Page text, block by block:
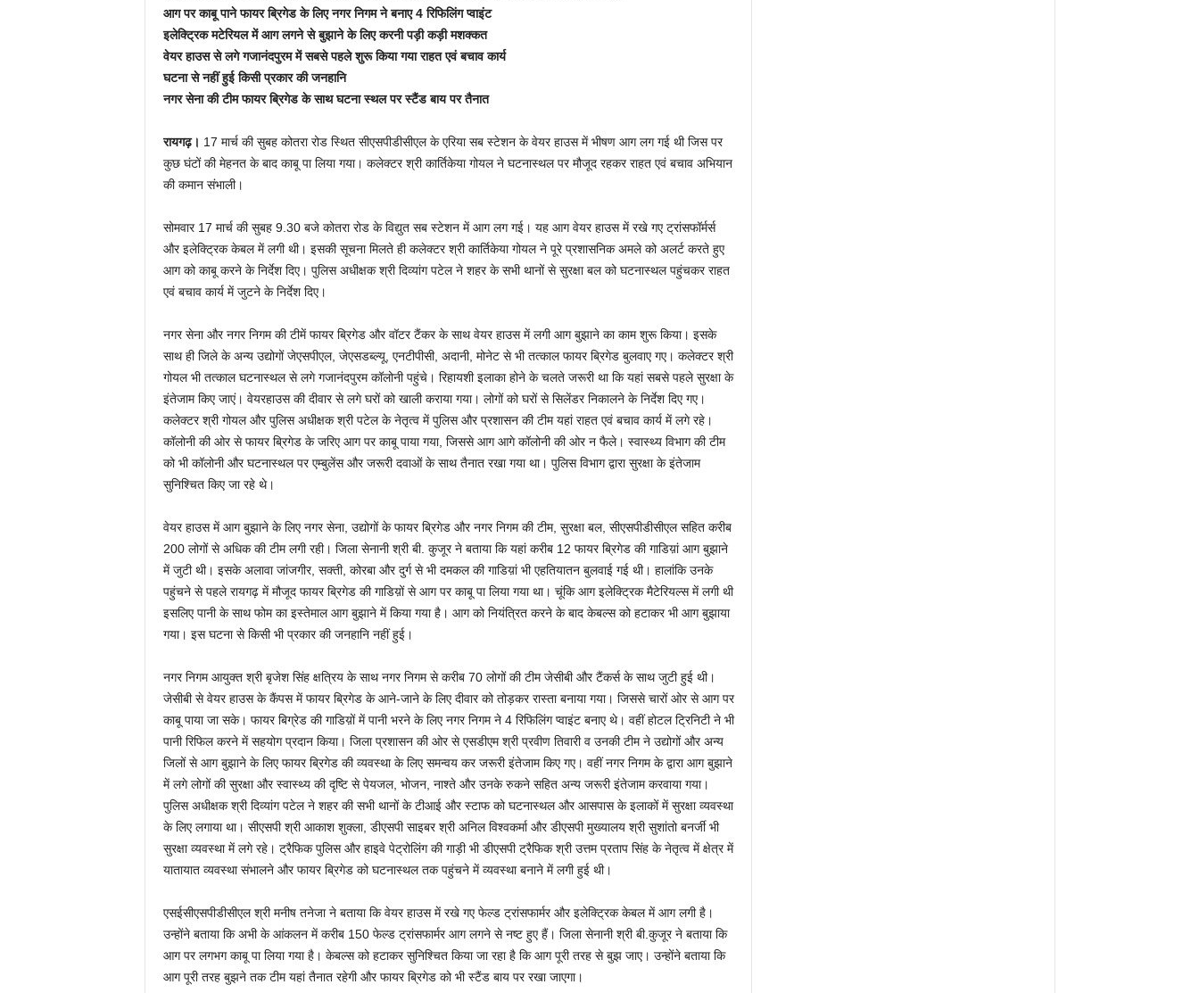
आग पर काबू पाने फायर ब्रिगेड के लिए नगर निगम ने बनाए 4 रिफिलिंग प्वाइंट
इलेक्ट्रिक मटेरियल में आग लगने से बुझाने के लिए करनी पड़ी कड़ी मशक्कत
वेयर हाउस से लगे गजानंदपुरम में सबसे पहले शुरू किया गया राहत एवं बचाव कार्य
घटना से नहीं हुई किसी प्रकार की जनहानि
नगर सेना की टीम फायर ब्रिगेड के साथ घटना स्थल पर स्टैंड बाय पर तैनात
रायगढ़। 17 मार्च की सुबह कोतरा रोड स्थित सीएसपीडीसीएल के एरिया सब स्टेशन के वेयर हाउस में भीषण आग लग गई थी जिस पर
कुछ घंटों की मेहनत के बाद काबू पा लिया गया। कलेक्टर श्री कार्तिकेया गोयल ने घटनास्थल पर मौजूद रहकर राहत एवं बचाव अभियान
की कमान संभाली।
सोमवार 17 मार्च की सुबह 9.30 बजे कोतरा रोड के विद्युत सब स्टेशन में आग लग गई। यह आग वेयर हाउस में रखे गए ट्रांसफॉर्मर्स
और इलेक्ट्रिक केबल में लगी थी। इसकी सूचना मिलते ही कलेक्टर श्री कार्तिकेया गोयल ने पूरे प्रशासनिक अमले को अलर्ट करते हुए
आग को काबू करने के निर्देश दिए। पुलिस अधीक्षक श्री दिव्यांग पटेल ने शहर के सभी थानों से सुरक्षा बल को घटनास्थल पहुंचकर राहत
एवं बचाव कार्य में जुटने के निर्देश दिए।
नगर सेना और नगर निगम की टीमें फायर ब्रिगेड और वॉटर टैंकर के साथ वेयर हाउस में लगी आग बुझाने का काम शुरू किया। इसके
साथ ही जिले के अन्य उद्योगों जेएसपीएल, जेएसडब्ल्यू, एनटीपीसी, अदानी, मोनेट से भी तत्काल फायर ब्रिगेड बुलवाए गए। कलेक्टर श्री
गोयल भी तत्काल घटनास्थल से लगे गजानंदपुरम कॉलोनी पहुंचे। रिहायशी इलाका होने के चलते जरूरी था कि यहां सबसे पहले सुरक्षा के
इंतेजाम किए जाएं। वेयरहाउस की दीवार से लगे घरों को खाली कराया गया। लोगों को घरों से सिलेंडर निकालने के निर्देश दिए गए।
कलेक्टर श्री गोयल और पुलिस अधीक्षक श्री पटेल के नेतृत्व में पुलिस और प्रशासन की टीम यहां राहत एवं बचाव कार्य में लगे रहे।
कॉलोनी की ओर से फायर ब्रिगेड के जरिए आग पर काबू पाया गया, जिससे आग आगे कॉलोनी की ओर न फैले। स्वास्थ्य विभाग की टीम
को भी कॉलोनी और घटनास्थल पर एम्बुलेंस और जरूरी दवाओं के साथ तैनात रखा गया था। पुलिस विभाग द्वारा सुरक्षा के इंतेजाम
सुनिश्चित किए जा रहे थे।
वेयर हाउस में आग बुझाने के लिए नगर सेना, उद्योगों के फायर ब्रिगेड और नगर निगम की टीम, सुरक्षा बल, सीएसपीडीसीएल सहित करीब
200 लोगों से अधिक की टीम लगी रही। जिला सेनानी श्री बी. कुजूर ने बताया कि यहां करीब 12 फायर ब्रिगेड की गाडिय़ां आग बुझाने
में जुटी थी। इसके अलावा जांजगीर, सक्ती, कोरबा और दुर्ग से भी दमकल की गाडिय़ां भी एहतियातन बुलवाई गई थी। हालांकि उनके
पहुंचने से पहले रायगढ़ में मौजूद फायर ब्रिगेड की गाडिय़ों से आग पर काबू पा लिया गया था। चूंकि आग इलेक्ट्रिक मैटेरियल्स में लगी थी
इसलिए पानी के साथ फोम का इस्तेमाल आग बुझाने में किया गया है। आग को नियंत्रित करने के बाद केबल्स को हटाकर भी आग बुझाया
गया। इस घटना से किसी भी प्रकार की जनहानि नहीं हुई।
नगर निगम आयुक्त श्री बृजेश सिंह क्षत्रिय के साथ नगर निगम से करीब 70 लोगों की टीम जेसीबी और टैंकर्स के साथ जुटी हुई थी।
जेसीबी से वेयर हाउस के कैंपस में फायर ब्रिगेड के आने-जाने के लिए दीवार को तोड़कर रास्ता बनाया गया। जिससे चारों ओर से आग पर
काबू पाया जा सके। फायर बिग्रेड की गाडिय़ों में पानी भरने के लिए नगर निगम ने 4 रिफिलिंग प्वाइंट बनाए थे। वहीं होटल ट्रिनिटी ने भी
पानी रिफिल करने में सहयोग प्रदान किया। जिला प्रशासन की ओर से एसडीएम श्री प्रवीण तिवारी व उनकी टीम ने उद्योगों और अन्य
जिलों से आग बुझाने के लिए फायर ब्रिगेड की व्यवस्था के लिए समन्वय कर जरूरी इंतेजाम किए गए। वहीं नगर निगम के द्वारा आग बुझाने
में लगे लोगों की सुरक्षा और स्वास्थ्य की दृष्टि से पेयजल, भोजन, नाश्ते और उनके रुकने सहित अन्य जरूरी इंतेजाम करवाया गया।
पुलिस अधीक्षक श्री दिव्यांग पटेल ने शहर की सभी थानों के टीआई और स्टाफ को घटनास्थल और आसपास के इलाकों में सुरक्षा व्यवस्था
के लिए लगाया था। सीएसपी श्री आकाश शुक्ला, डीएसपी साइबर श्री अनिल विश्वकर्मा और डीएसपी मुख्यालय श्री सुशांतो बनर्जी भी
सुरक्षा व्यवस्था में लगे रहे। ट्रैफिक पुलिस और हाइवे पेट्रोलिंग की गाड़ी भी डीएसपी ट्रैफिक श्री उत्तम प्रताप सिंह के नेतृत्व में क्षेत्र में
यातायात व्यवस्था संभालने और फायर ब्रिगेड को घटनास्थल तक पहुंचने में व्यवस्था बनाने में लगी हुई थी।
एसईसीएसपीडीसीएल श्री मनीष तनेजा ने बताया कि वेयर हाउस में रखे गए फेल्ड ट्रांसफार्मर और इलेक्ट्रिक केबल में आग लगी है।
उन्होंने बताया कि अभी के आंकलन में करीब 150 फेल्ड ट्रांसफार्मर आग लगने से नष्ट हुए हैं। जिला सेनानी श्री बी.कुजूर ने बताया कि
आग पर लगभग काबू पा लिया गया है। केबल्स को हटाकर सुनिश्चित किया जा रहा है कि आग पूरी तरह से बुझ जाए। उन्होंने बताया कि
आग पूरी तरह बुझने तक टीम यहां तैनात रहेगी और फायर ब्रिगेड को भी स्टैंड बाय पर रखा जाएगा।